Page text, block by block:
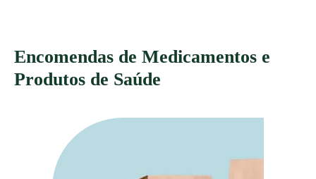
Encomendas de Medicamentos e
Produtos de Saúde